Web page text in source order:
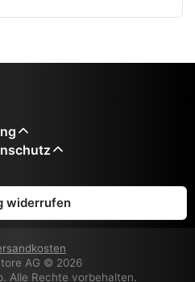
widerrufen
AG © 2026
Alle Rechte vorbehalten.